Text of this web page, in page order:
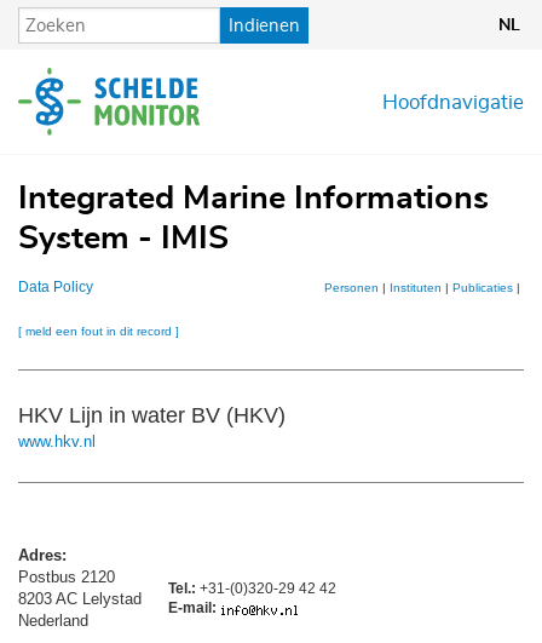
Overslaan
en
de
inhoud
Indienen NL
Hoofdnavigatie
Integrated Marine Informations
System - IMIS
Data Policy Personen | Instituten | Publicaties |
[ meld een fout in dit record ]
HKV Lijn in water BV (HKV)
www.hkv.nl
Adres:
Postbus 2120
8203 AC Lelystad
Nederland
Tel.: +31-(0)320-29 42 42
E-mail: